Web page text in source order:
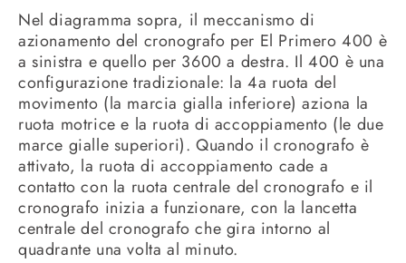
Nel diagramma sopra, il meccanismo di
azionamento del cronografo per El Primero 400 è
a sinistra e quello per 3600 a destra. Il 400 è una
configurazione tradizionale: la 4a ruota del
movimento (la marcia gialla inferiore) aziona la
ruota motrice e la ruota di accoppiamento (le due
marce gialle superiori). Quando il cronografo è
attivato, la ruota di accoppiamento cade a
contatto con la ruota centrale del cronografo e il
cronografo inizia a funzionare, con la lancetta
centrale del cronografo che gira intorno al
quadrante una volta al minuto.